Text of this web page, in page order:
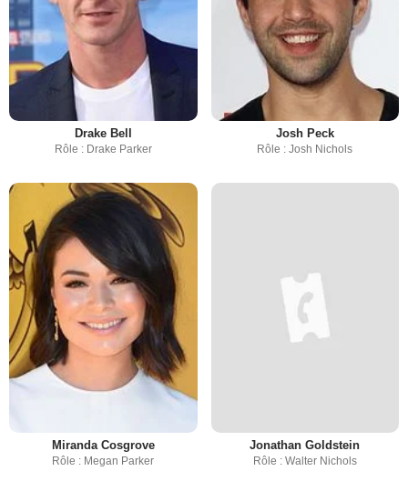
Drake Bell
Rôle : Drake Parker
Josh Peck
Rôle : Josh Nichols
Miranda Cosgrove
Rôle : Megan Parker
Jonathan Goldstein
Rôle : Walter Nichols